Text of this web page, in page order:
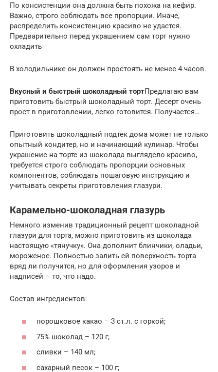
По консистенции она должна быть похожа на кефир.
Важно, строго соблюдать все пропорции. Иначе,
распределить консистенцию красиво не удастся.
Предварительно перед украшением сам торт нужно
охладить
В холодильнике он должен простоять не менее 4 часов.
Вкусный и быстрый шоколадный тортПредлагаю вам
приготовить быстрый шоколадный торт. Десерт очень
прост в приготовлении, легко готовится. Получается…
Приготовить шоколадный подтек дома может не только
опытный кондитер, но и начинающий кулинар. Чтобы
украшение на торте из шоколада выглядело красиво,
требуется строго соблюдать пропорции основных
компонентов, соблюдать пошаговую инструкцию и
учитывать секреты приготовления глазури.
Карамельно-шоколадная глазурь
Немного изменив традиционный рецепт шоколадной
глазури для торта, можно приготовить из шоколада
настоящую «тянучку». Она дополнит блинчики, оладьи,
мороженое. Полностью залить ей поверхность торта
вряд ли получится, но для оформления узоров и
надписей – то, что надо.
Состав ингредиентов:
порошковое какао – 3 ст.л. с горкой;
75% шоколад – 120 г;
сливки – 140 мл;
сахарный песок – 100 г;